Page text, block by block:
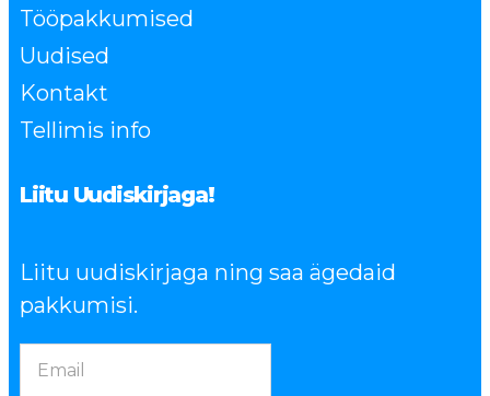
Tööpakkumised
Uudised
Kontakt
Tellimis info
Liitu Uudiskirjaga!
Liitu uudiskirjaga ning saa ägedaid
pakkumisi.